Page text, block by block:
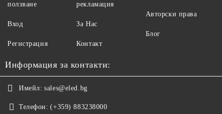
ползване
Вход
Регистрация
рекламация
За Нас
Контакт
Авторски права
Блог
Информация за контакти:
Имейл: sales@eled.bg
Телефон: (+359) 883238000